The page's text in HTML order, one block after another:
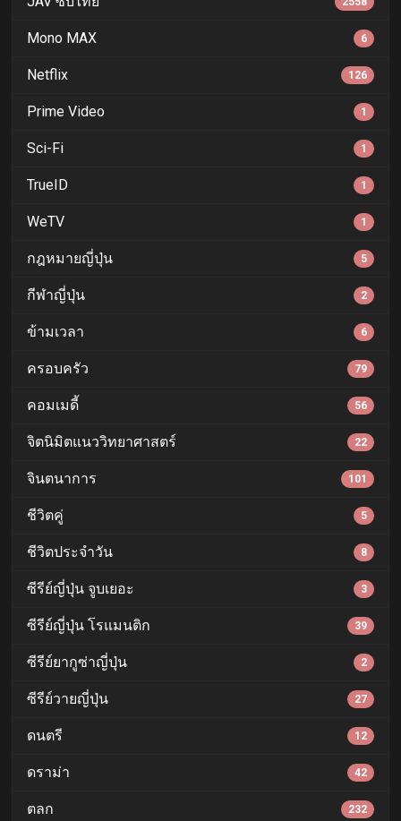
Mono MAX 6
Netflix 126
Prime Video 1
Sci-Fi 1
TrueID 1
WeTV 1
กฎหมายญี่ปุ่น 5
กีฬาญี่ปุ่น 2
ข้ามเวลา 6
ครอบครัว 79
คอมเมดี้ 56
จิตนิมิตแนววิทยาศาสตร์ 22
จินตนาการ 101
ชีวิตคู่ 5
ชีวิตประจำวัน 8
ซีรีย์ญี่ปุ่น จูบเยอะ 3
ซีรีย์ญี่ปุ่น โรแมนติก 39
ซีรีย์ยากูซ่าญี่ปุ่น 2
ซีรีย์วายญี่ปุ่น 27
ดนตรี 12
ดราม่า 42
ตลก 232